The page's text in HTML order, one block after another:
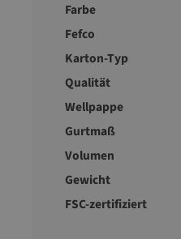
Farbe
Fefco
Karton-Typ
Qualität
Wellpappe
Gurtmaß
Volumen
Gewicht
FSC-zertifiziert